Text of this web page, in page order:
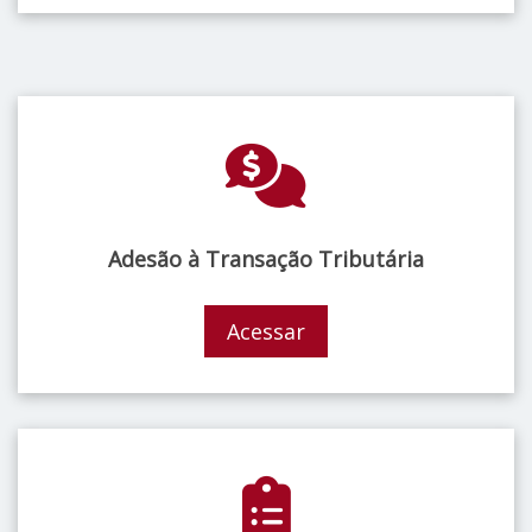
Adesão à Transação Tributária
Acessar